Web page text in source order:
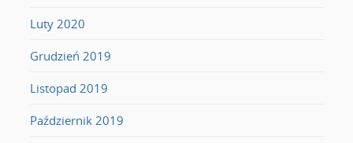
Luty 2020
Grudzień 2019
Listopad 2019
Październik 2019